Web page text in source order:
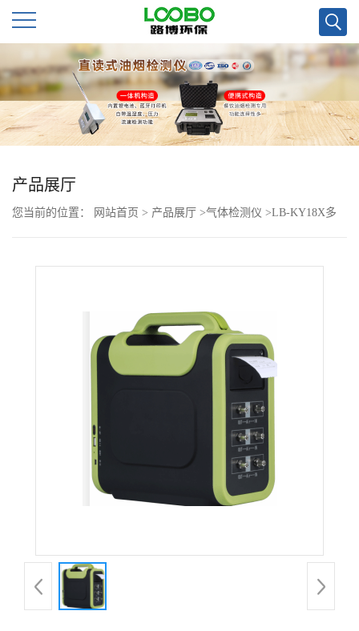
公
司
首
页
公
品
产品展厅
您当前的位置： 网站首页 > 产品展厅 >气体检测仪 >LB-KY18X多